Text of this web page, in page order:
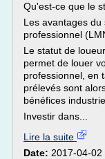
Qu'est-ce que le
Les avantages
professionnel
Le statut de
permet de louer
professionnel, en
prélevés sont
bénéfices
Investir dans...
Lire la suite
Date: 2017-04-02